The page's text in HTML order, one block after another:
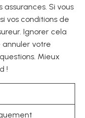
Si vous
vos conditions de
Ignorer cela
annuler votre
Mieux
!